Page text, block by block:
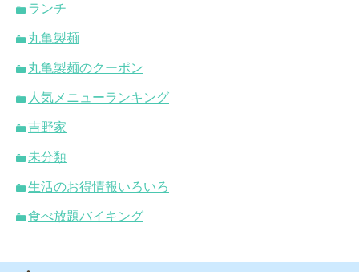
ランチ
丸亀製麺
丸亀製麺のクーポン
人気メニューランキング
吉野家
未分類
生活のお得情報いろいろ
食べ放題バイキング